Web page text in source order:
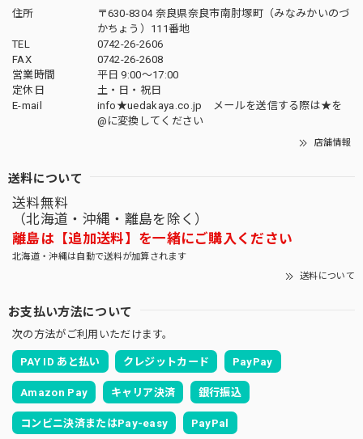
住所
〒630-8304 奈良県奈良市南肘塚町（みなみかいのづ
かちょう）111番地
TEL
0742-26-2606
FAX
0742-26-2608
営業時間
平日 9:00～17:00
定休日
土・日・祝日
E-mail
info★uedakaya.co.jp メールを送信する際は★を
@に変換してください
店舗情報
送料について
送料無料
（北海道・沖縄・離島を除く）
離島は【追加送料】を一緒にご購入ください
北海道・沖縄は自動で送料が加算されます
送料について
お支払い方法について
次の方法がご利用いただけます。
PAY ID あと払い クレジットカード PayPay
Amazon Pay キャリア決済 銀行振込
コンビニ決済またはPay-easy PayPal